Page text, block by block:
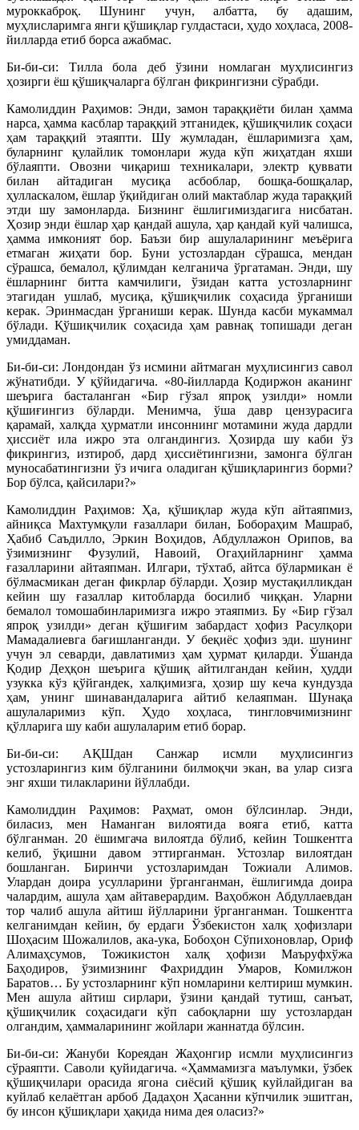
муроккаброқ. Шунинг учун, албатта, бу адашим,
муҳлисларимга янги қўшиқлар гулдастаси, ҳудо хоҳласа, 2008-
йилларда етиб борса ажабмас.
Би-би-си: Тилла бола деб ўзини номлаган муҳлисингиз
ҳозирги ёш қўшиқчаларга бўлган фикрингизни сўрабди.
Камолиддин Раҳимов: Энди, замон тараққиёти билан ҳамма
нарса, ҳамма касблар тараққий этганидек, қўшиқчилик соҳаси
ҳам тараққий этаяпти. Шу жумладан, ёшларимизга ҳам,
буларнинг қулайлик томонлари жуда кўп жиҳатдан яхши
бўлаяпти. Овозни чиқариш техникалари, электр қуввати
билан айтадиган мусиқа асбоблар, бошқа-бошқалар,
ҳулласкалом, ёшлар ўқийдиган олий мактаблар жуда тараққий
этди шу замонларда. Бизнинг ёшлигимиздагига нисбатан.
Ҳозир энди ёшлар ҳар қандай ашула, ҳар қандай куй чалишса,
ҳамма имконият бор. Баъзи бир ашулаларининг меъёрига
етмаган жиҳати бор. Буни устозлардан сўрашса, мендан
сўрашса, бемалол, қўлимдан келганича ўргатаман. Энди, шу
ёшларнинг битта камчилиги, ўзидан катта устозларнинг
этагидан ушлаб, мусиқа, қўшиқчилик соҳасида ўрганиши
керак. Эринмасдан ўрганиши керак. Шунда касби мукаммал
бўлади. Қўшиқчилик соҳасида ҳам равнақ топишади деган
умиддаман.
Би-би-си: Лондондан ўз исмини айтмаган муҳлисингиз савол
жўнатибди. У қўйидагича. «80-йилларда Қодиржон аканинг
шеърига басталанган «Бир гўзал япроқ узилди» номли
қўшиғингиз бўларди. Менимча, ўша давр цензурасига
қарамай, халқда ҳурматли инсоннинг мотамини жуда дардли
ҳиссиёт ила ижро эта олгандингиз. Ҳозирда шу каби ўз
фикрингиз, изтироб, дард ҳиссиётингизни, замонга бўлган
муносабатингизни ўз ичига оладиган қўшиқларингиз борми?
Бор бўлса, қайсилари?»
Камолиддин Раҳимов: Ҳа, қўшиқлар жуда кўп айтаяпмиз,
айниқса Махтумқули ғазаллари билан, Бобораҳим Машраб,
Ҳабиб Саъдилло, Эркин Воҳидов, Абдуллажон Орипов, ва
ўзимизнинг Фузулий, Навоий, Огаҳийларнинг ҳамма
ғазалларини айтаяпман. Илгари, тўхтаб, айтса бўлармикан ё
бўлмасмикан деган фикрлар бўларди. Ҳозир мустақилликдан
кейин шу ғазаллар китобларда босилиб чиққан. Уларни
бемалол томошабинларимизга ижро этаяпмиз. Бу «Бир гўзал
япроқ узилди» деган қўшиғим забардаст ҳофиз Расулқори
Мамадалиевга бағишланганди. У беқиёс ҳофиз эди. шунинг
учун эл севарди, давлатимиз ҳам ҳурмат қиларди. Ўшанда
Қодир Деҳқон шеърига қўшиқ айтилгандан кейин, ҳудди
узукка кўз қўйгандек, халқимизга, ҳозир шу кеча кундузда
ҳам, унинг шинавандаларига айтиб келаяпман. Шунақа
ашулаларимиз кўп. Ҳудо хоҳласа, тингловчимизнинг
қўлларига шу каби ашулаларим етиб борар.
Би-би-си: АҚШдан Санжар исмли муҳлисингиз
устозларингиз ким бўлганини билмоқчи экан, ва улар сизга
энг яхши тилакларини йўллабди.
Камолиддин Раҳимов: Раҳмат, омон бўлсинлар. Энди,
биласиз, мен Наманган вилоятида вояга етиб, катта
бўлганман. 20 ёшимгача вилоятда бўлиб, кейин Тошкентга
келиб, ўқишни давом эттирганман. Устозлар вилоятдан
бошланган. Биринчи устозларимдан Тожиали Алимов.
Улардан доира усулларини ўрганганман, ёшлигимда доира
чалардим, ашула ҳам айтаверардим. Ваҳобжон Абдуллаевдан
тор чалиб ашула айтиш йўлларини ўрганганман. Тошкентга
келганимдан кейин, бу ердаги Ўзбекистон халқ ҳофизлари
Шоҳасим Шожалилов, ака-ука, Бобоҳон Сўпихоновлар, Ориф
Алимаҳсумов, Тожикистон халқ ҳофизи Маъруфхўжа
Баҳодиров, ўзимизнинг Фахриддин Умаров, Комилжон
Баратов… Бу устозларнинг кўп номларини келтириш мумкин.
Мен ашула айтиш сирлари, ўзини қандай тутиш, санъат,
қўшиқчилик соҳасидаги кўп сабоқларни шу устозлардан
олгандим, ҳаммаларининг жойлари жаннатда бўлсин.
Би-би-си: Жануби Кореядан Жаҳонгир исмли муҳлисингиз
сўраяпти. Саволи қуйидагича. «Ҳаммамизга маълумки, ўзбек
қўшиқчилари орасида ягона сиёсий қўшиқ куйлайдиган ва
куйлаб келаётган арбоб Дадаҳон Ҳасанни кўпчилик эшитган,
бу инсон қўшиқлари ҳақида нима дея оласиз?»